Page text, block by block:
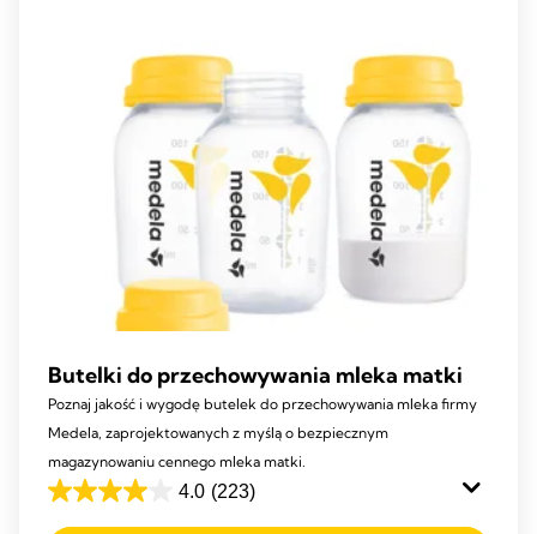
Butelki do przechowywania mleka matki
Poznaj jakość i wygodę butelek do przechowywania mleka firmy
Medela, zaprojektowanych z myślą o bezpiecznym
magazynowaniu cennego mleka matki.
4.0 (223)
4.0